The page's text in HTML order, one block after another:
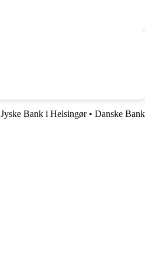
Jyske Bank i Helsingør• Danske Bank